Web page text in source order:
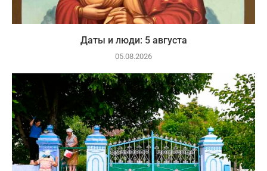
Даты и люди: 5 августа
05.08.2026